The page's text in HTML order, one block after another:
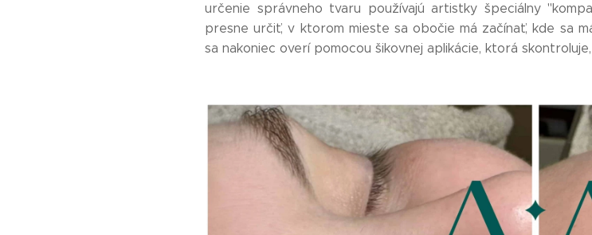
určenie správneho tvaru používajú artistky špeciálny
presne určiť, v ktorom mieste sa obočie má začínať, kde sa
sa nakoniec overí pomocou šikovnej aplikácie, ktorá